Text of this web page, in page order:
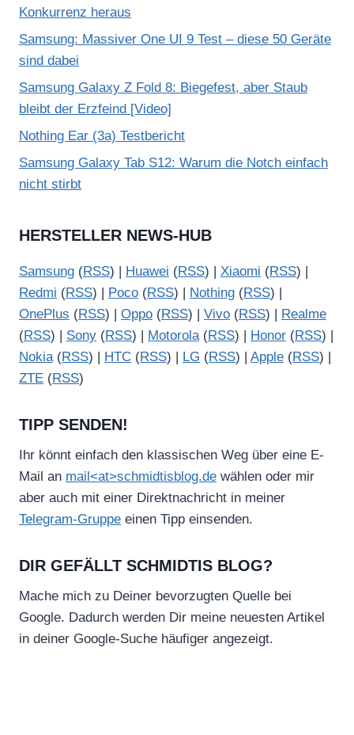
Konkurrenz heraus
Samsung: Massiver One UI 9 Test – diese 50 Geräte
sind dabei
Samsung Galaxy Z Fold 8: Biegefest, aber Staub
bleibt der Erzfeind [Video]
Nothing Ear (3a) Testbericht
Samsung Galaxy Tab S12: Warum die Notch einfach
nicht stirbt
HERSTELLER NEWS-HUB
Samsung (RSS) | Huawei (RSS) | Xiaomi (RSS) |
Redmi (RSS) | Poco (RSS) | Nothing (RSS) |
OnePlus (RSS) | Oppo (RSS) | Vivo (RSS) |
Realme
(RSS) | Sony (RSS) | Motorola(RSS) | Honor (RSS) |
Nokia(RSS) | HTC (RSS) | LG (RSS) | Apple (RSS) |
ZTE (RSS)
TIPP SENDEN!
Ihr könnt einfach den klassischen Weg über eine E-
Mail an mail<at>schmidtisblog.de wählen oder mir
aber auch mit einer Direktnachricht in meiner
Telegram-Gruppe einen Tipp einsenden.
DIR GEFÄLLT SCHMIDTIS BLOG?
Mache mich zu Deiner bevorzugten Quelle bei
Google. Dadurch werden Dir meine neuesten Artikel
in deiner Google-Suche häufiger angezeigt.